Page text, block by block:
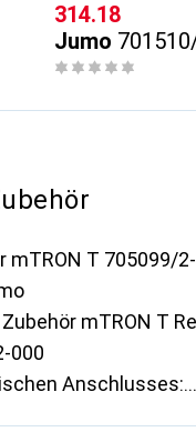
CHF
314.18
Jumo
mTRON T 705099/
mTRON T
000
Anschlusses: